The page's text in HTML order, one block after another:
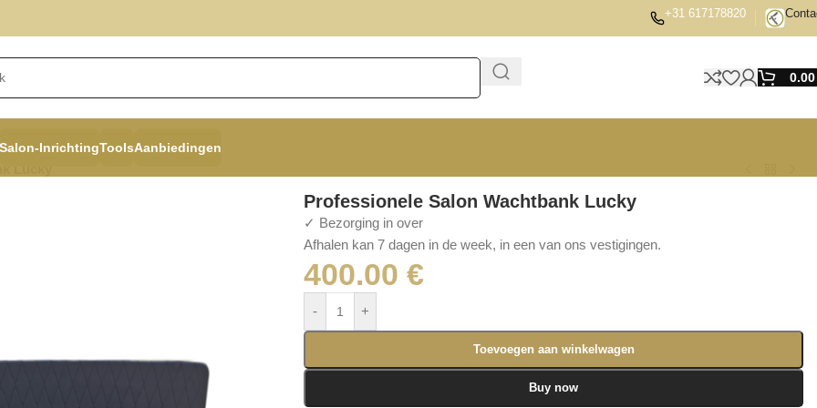
+31 617178820
Salon-InrichtingToolsAanbiedingen
Professionele Salon Wachtbank Lucky
✓ Bezorging in over
Afhalen kan 7 dagen in de week, in een van ons vestigingen.
400.00€
- +
Toevoegen aan winkelwagen
Buy now